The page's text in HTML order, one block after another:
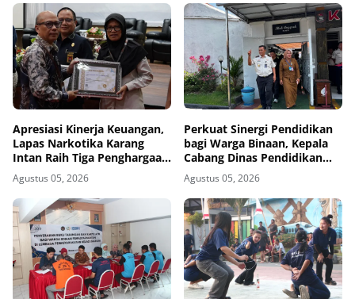
Apresiasi Kinerja Keuangan,
Lapas Narkotika Karang
Intan Raih Tiga Penghargaan
dari KPPN Banjarmasin
Agustus 05, 2026
Perkuat Sinergi Pendidikan
bagi Warga Binaan, Kepala
Cabang Dinas Pendidikan
Wilayah Madiun Kunjungi
Lapas Madiun
Agustus 05, 2026